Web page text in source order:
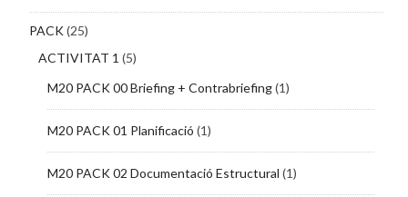
PACK(25)
ACTIVITAT 1 (5)
M20 PACK 00 Briefing + Contrabriefing(1)
M20 PACK 01 Planificació (1)
M20 PACK 02 Documentació Estructural (1)